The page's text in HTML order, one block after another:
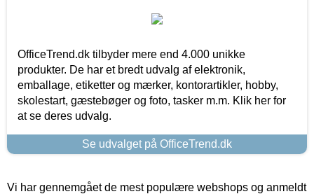
OfficeTrend.dk tilbyder mere end 4.000 unikke
produkter. De har et bredt udvalg af elektronik,
emballage, etiketter og mærker, kontorartikler, hobby,
skolestart, gæstebøger og foto, tasker m.m. Klik her for
at se deres udvalg.
Se udvalget på OfficeTrend.dk
Vi har gennemgået de mest populære webshops og anmeldt